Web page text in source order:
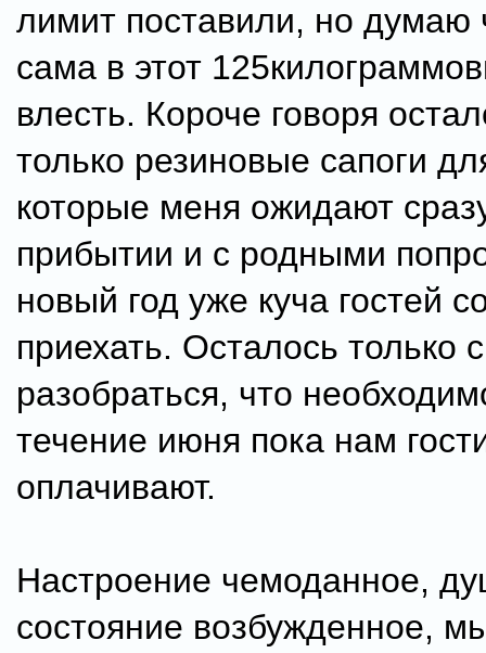
лимит поставили, но думаю
сама в этот
влесть. Короче говоря
только резиновые сапоги
которые меня ожидают
прибытии и с родными
новый год уже куча гостей
приехать. Осталось только
разобраться, что
течение июня пока нам
оплачивают.
Настроение чемоданное,
состояние возбужденное,